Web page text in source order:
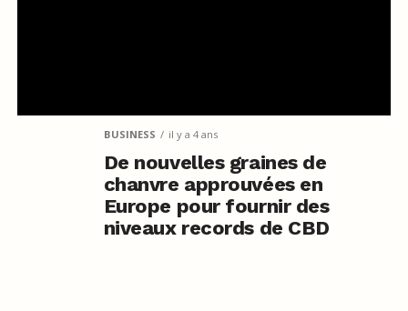
BUSINESS il y a 4 ans
De nouvelles graines de
chanvre approuvées en
Europe pour fournir des
niveaux records de CBD